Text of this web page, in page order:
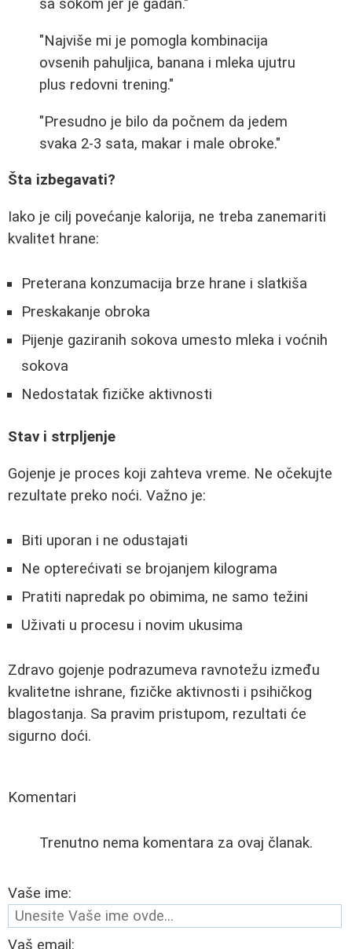
sa sokom jer je gadan."
"Najviše mi je pomogla kombinacija
ovsenih pahuljica, banana i mleka ujutru
plus redovni trening."
"Presudno je bilo da počnem da jedem
svaka 2-3 sata, makar i male obroke."
Šta izbegavati?
Iako je cilj povećanje kalorija, ne treba zanemariti
kvalitet hrane:
Preterana konzumacija brze hrane i slatkiša
Preskakanje obroka
Pijenje gaziranih sokova umesto mleka i voćnih
sokova
Nedostatak fizičke aktivnosti
Stav i strpljenje
Gojenje je proces koji zahteva vreme. Ne očekujte
rezultate preko noći. Važno je:
Biti uporan i ne odustajati
Ne opterećivati se brojanjem kilograma
Pratiti napredak po obimima, ne samo težini
Uživati u procesu i novim ukusima
Zdravo gojenje podrazumeva ravnotežu između
kvalitetne ishrane, fizičke aktivnosti i psihičkog
blagostanja. Sa pravim pristupom, rezultati će
sigurno doći.
Komentari
Trenutno nema komentara za ovaj članak.
Vaše ime:
Vaš email: